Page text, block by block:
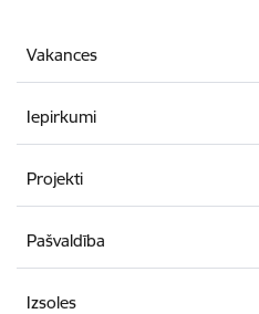
Vakances
Iepirkumi
Projekti
Pašvaldība
Izsoles